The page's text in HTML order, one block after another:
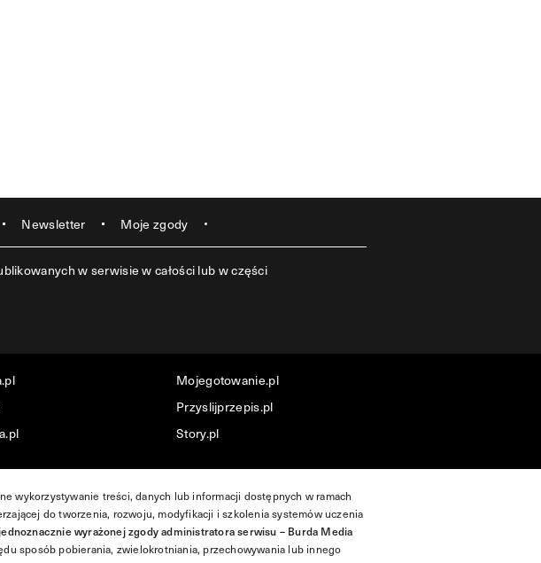
Newsletter Moje zgody
w serwisie w całości lub w części
Mojegotowanie.pl
Przyslijprzepis.pl
Story.pl
wykorzystywanie treści, danych lub informacji dostępnych w ramach
do tworzenia, rozwoju, modyfikacji i szkolenia systemów uczenia
wyrażonej zgody administratora serwisu – Burda Media
sposób pobierania, zwielokrotniania, przechowywania lub innego